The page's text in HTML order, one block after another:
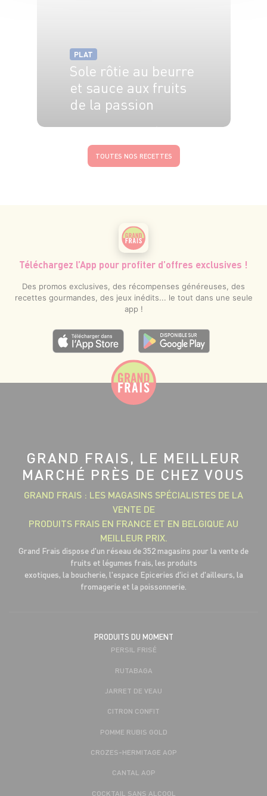
PLAT
Sole rôtie au beurre
et sauce aux fruits
de la passion
TOUTES NOS RECETTES
Téléchargez l’App pour profiter d’offres exclusives !
Des promos exclusives, des récompenses généreuses, des
recettes gourmandes, des jeux inédits... le tout dans une seule
app !
GRAND FRAIS, LE MEILLEUR
MARCHÉ PRÈS DE CHEZ VOUS
GRAND FRAIS : LES MAGASINS SPÉCIALISTES DE LA
VENTE DE
PRODUITS FRAIS EN FRANCE ET EN BELGIQUE AU
MEILLEUR PRIX.
Grand Frais dispose d'un réseau de 352 magasins pour la vente de
fruits et légumes frais, les produits
exotiques, la boucherie, l'espace Epiceries d'ici et d'ailleurs, la
fromagerie et la poissonnerie.
PRODUITS DU MOMENT
PERSIL FRISÉ
RUTABAGA
JARRET DE VEAU
CITRON CONFIT
POMME RUBIS GOLD
CROZES-HERMITAGE AOP
CANTAL AOP
COCKTAIL SANS ALCOOL